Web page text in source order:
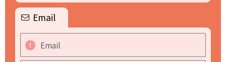
Email
Email